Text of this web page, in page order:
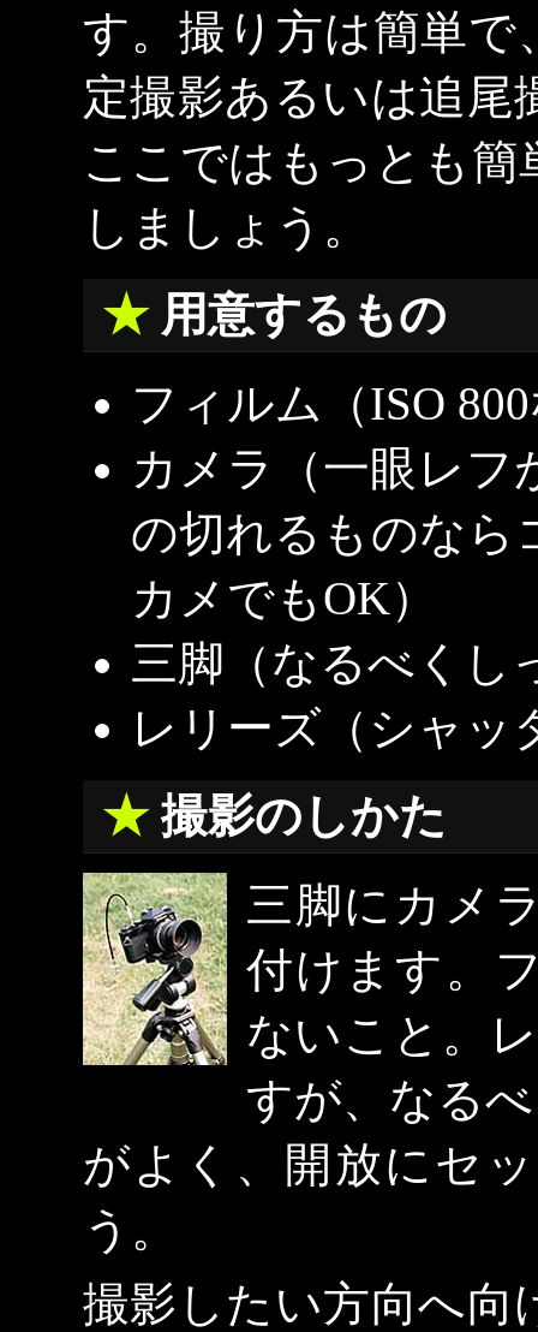
す。撮り方は簡単で
定撮影あるいは追
ここではもっとも
しましょう。
用意するもの
フィルム（ISO
カメラ（一眼レ
の切れるものなら
カメでもOK）
三脚（なるべくし
レリーズ（シャッ
撮影のしかた
三脚にカメ
付けます。
ないこと。
すが、なる
がよく、開放にセ
う。
撮影したい方向へ向